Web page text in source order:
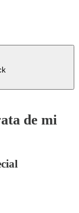
de mi